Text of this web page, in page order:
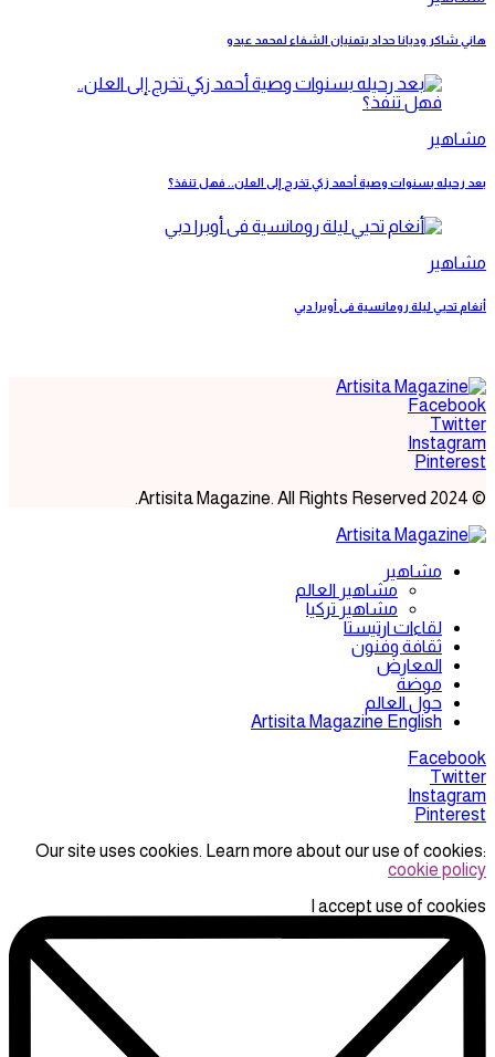
هاني شاكر وديانا حداد يتمنيان الشفاء لمحمد عبدو
مشاهير
بعد رحيله بسنوات وصية أحمد زكي تخرج إلى العلن.. فهل تنفذ؟
مشاهير
أنغام تحيي ليلة رومانسية فى أوبرا دبي
Facebook
Twitter
Instagram
Pinterest
© 2024 Artisita Magazine. All Rights Reserved.
مشاهير
مشاهير العالم
مشاهير تركيا
لقاءات ارتيستا
ثقافة وفنون
المعارض
موضة
حول العالم
Artisita Magazine English
Facebook
Twitter
Instagram
Pinterest
Our site uses cookies. Learn more about our use of cookies:
cookie policy
I accept use of cookies